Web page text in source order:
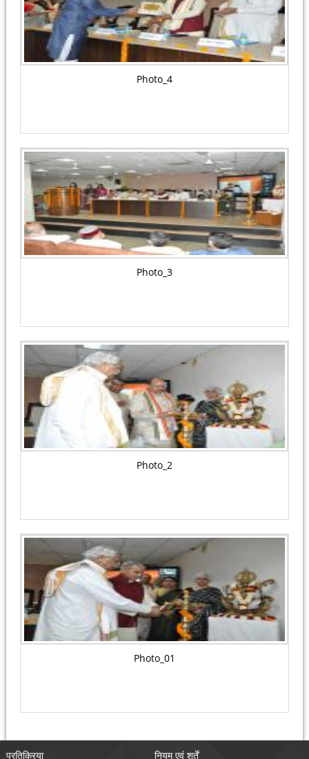
Photo_4
Photo_3
Photo_2
Photo_01
प्रतिक्रिया नियम एवं शर्तें